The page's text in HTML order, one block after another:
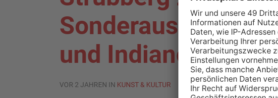
Sonderausstellung
und Indianer
VOR 2 JAHREN IN KUNST & KULTUR